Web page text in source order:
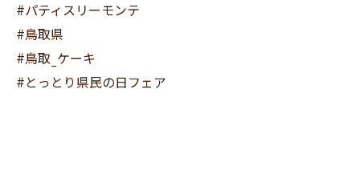
#パティスリーモンテ
#鳥取県
#鳥取_ケーキ
#とっとり県民の日フェア